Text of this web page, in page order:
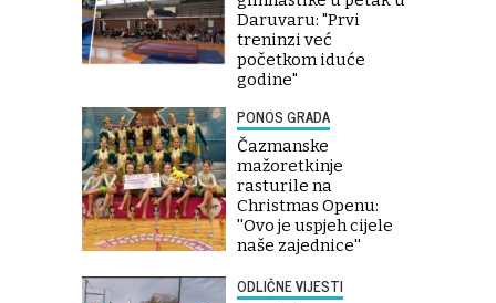
Daruvaru: "Prvi
treninzi već
početkom iduće
godine"
PONOS GRADA
Čazmanske
mažoretkinje
rasturile na
Christmas Openu:
''Ovo je uspjeh cijele
naše zajednice''
ODLIČNE VIJESTI